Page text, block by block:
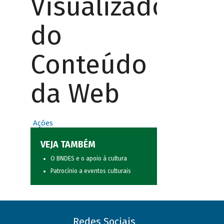
Visualizador
do
Conteúdo
da Web
Ações
VEJA TAMBÉM
O BNDES e o apoio à cultura
Patrocínio a eventos culturais
Redes Sociais